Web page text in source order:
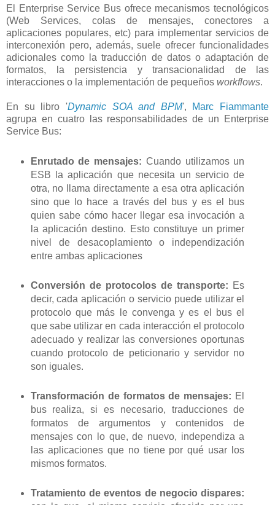
El Enterprise Service Bus ofrece mecanismos tecnológicos
(Web Services, colas de mensajes, conectores a
aplicaciones populares, etc) para implementar servicios de
interconexión pero, además, suele ofrecer funcionalidades
adicionales como la traducción de datos o adaptación de
formatos, la persistencia y transacionalidad de las
interacciones o la implementación de pequeños workflows.
En su libro 'Dynamic SOA and BPM', Marc Fiammante
agrupa en cuatro las responsabilidades de un Enterprise
Service Bus:
Enrutado de mensajes: Cuando utilizamos un
ESB la aplicación que necesita un servicio de
otra, no llama directamente a esa otra aplicación
sino que lo hace a través del bus y es el bus
quien sabe cómo hacer llegar esa invocación a
la aplicación destino. Esto constituye un primer
nivel de desacoplamiento o independización
entre ambas aplicaciones
Conversión de protocolos de transporte: Es
decir, cada aplicación o servicio puede utilizar el
protocolo que más le convenga y es el bus el
que sabe utilizar en cada interacción el protocolo
adecuado y realizar las conversiones oportunas
cuando protocolo de peticionario y servidor no
son iguales.
Transformación de formatos de mensajes: El
bus realiza, si es necesario, traducciones de
formatos de argumentos y contenidos de
mensajes con lo que, de nuevo, independiza a
las aplicaciones que no tiene por qué usar los
mismos formatos.
Tratamiento de eventos de negocio dispares: